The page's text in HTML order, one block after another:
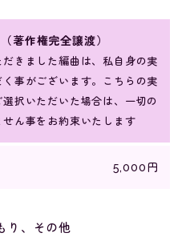
著作権完全譲渡）
きました編曲は、私自身の実
事がございます。こちらの実
択いただいた場合は、一切の
ん事をお約束いたします
5,000円
り、その他